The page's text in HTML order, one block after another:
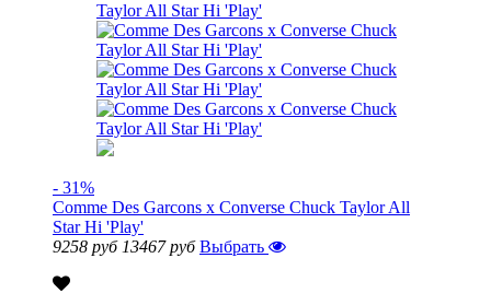
- 31%
Comme Des Garcons x Converse Chuck Taylor All
Star Hi 'Play'
9258 руб 13467 руб Выбрать